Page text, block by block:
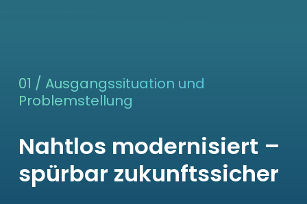
01 / Ausgangssituation und
Problemstellung
Nahtlos modernisiert –
spürbar zukunftssicher